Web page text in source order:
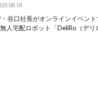
谷口社長がオンラインイベン
人宅配ロボット「DeliRo（デ